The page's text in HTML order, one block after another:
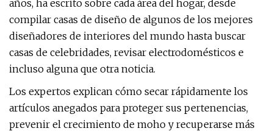
años, ha escrito sobre cada área del hogar, desde
compilar casas de diseño de algunos de los mejores
diseñadores de interiores del mundo hasta buscar
casas de celebridades, revisar electrodomésticos e
incluso alguna que otra noticia.
Los expertos explican cómo secar rápidamente los
artículos anegados para proteger sus pertenencias,
prevenir el crecimiento de moho y recuperarse más